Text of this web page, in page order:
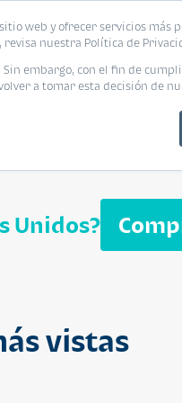
web y ofrecer servicios más
revisa nuestra Política de
embargo, con el fin de
a tomar esta decisión de
Unidos?
vistasSegheria
Blog